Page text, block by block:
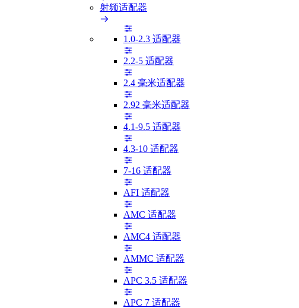
射频适配器
1.0-2.3 适配器
2.2-5 适配器
2.4 毫米适配器
2.92 毫米适配器
4.1-9.5 适配器
4.3-10 适配器
7-16 适配器
AFI 适配器
AMC 适配器
AMC4 适配器
AMMC 适配器
APC 3.5 适配器
APC 7 适配器